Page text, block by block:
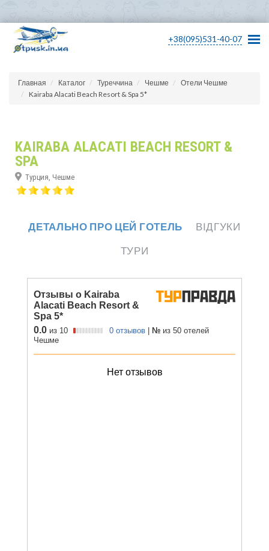
+38(095)531-40-07
Главная Каталог Туреччина Чешме
Отели Чешме
Kairaba Alacati Beach Resort & Spa 5*
KAIRABA ALACATI BEACH RESORT &
SPA
Турция, Чешме
ДЕТАЛЬНО ПРО ЦЕЙ ГОТЕЛЬ
ВІДГУКИ
ТУРИ